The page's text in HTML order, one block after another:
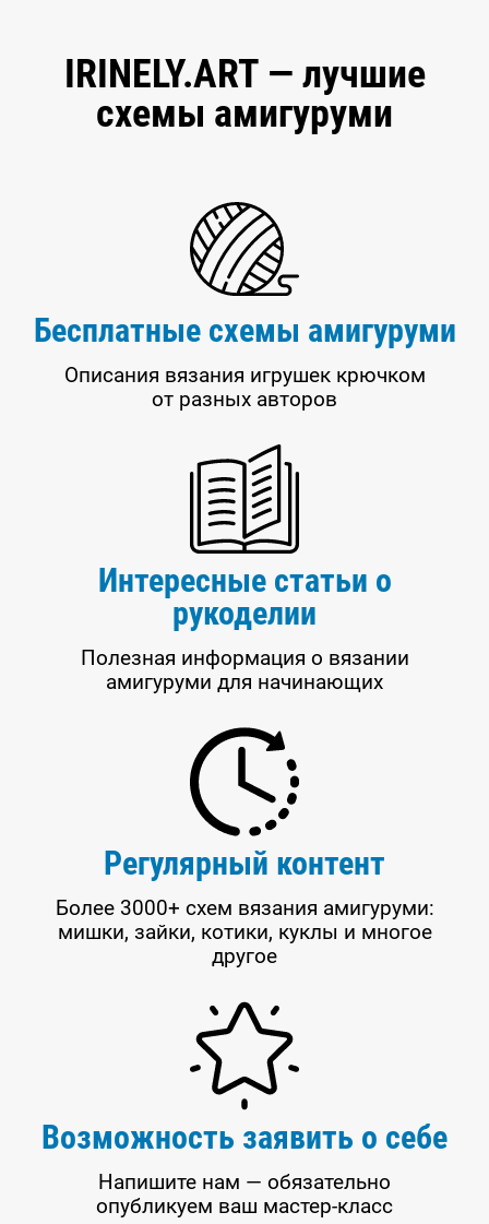
IRINELY.ART — лучшие
схемы амигуруми
Бесплатные схемы амигуруми
Описания вязания игрушек крючком
от разных авторов
Интересные статьи о
рукоделии
Полезная информация о вязании
амигуруми для начинающих
Регулярный контент
Более 3000+ схем вязания амигуруми:
мишки, зайки, котики, куклы и многое
другое
Возможность заявить о себе
Напишите нам — обязательно
опубликуем ваш мастер-класс